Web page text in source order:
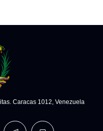
Caracas 1012, Venezuela